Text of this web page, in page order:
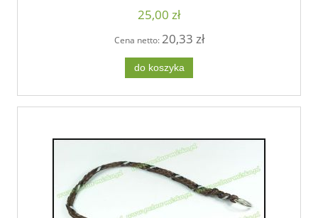
25,00 zł
Cena netto:20,33 zł
do koszyka